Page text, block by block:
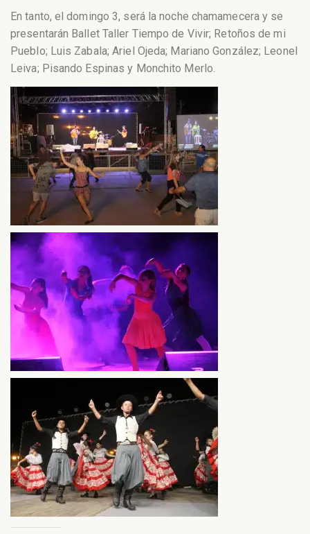
En tanto, el domingo 3, será la noche chamamecera y se
presentarán Ballet Taller Tiempo de Vivir; Retoños de mi
Pueblo; Luis Zabala; Ariel Ojeda; Mariano González; Leonel
Leiva; Pisando Espinas y Monchito Merlo.